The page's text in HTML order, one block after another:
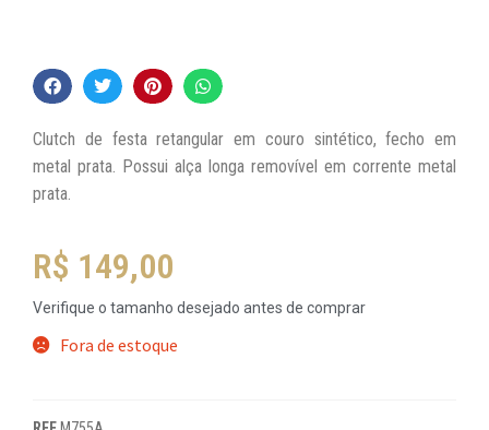
Clutch de festa retangular em couro sintético, fecho em
metal prata. Possui alça longa removível em corrente metal
prata.
R$ 149,00
Verifique o tamanho desejado antes de comprar
Fora de estoque